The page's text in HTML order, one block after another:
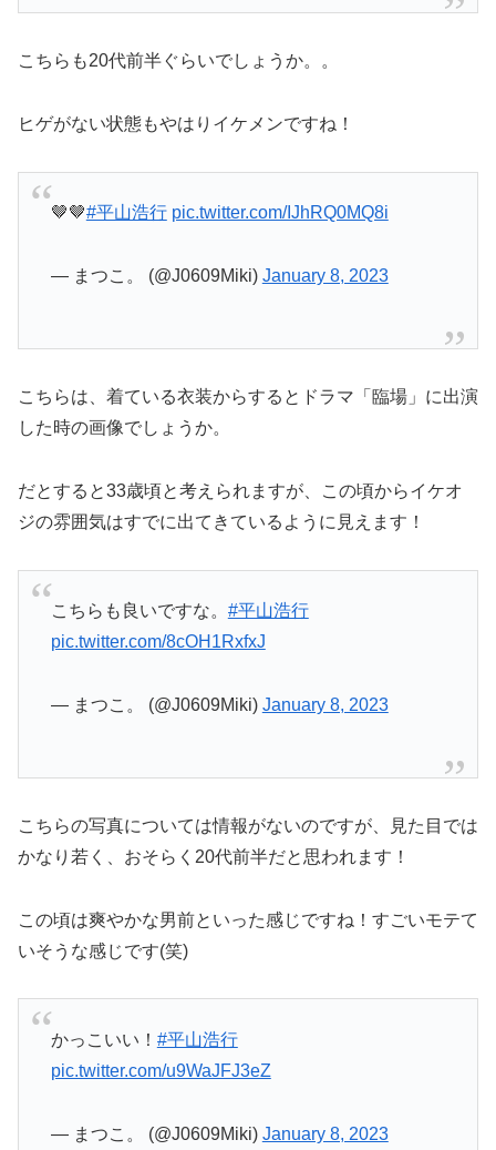
こちらも20代前半ぐらいでしょうか。。
ヒゲがない状態もやはりイケメンですね！
🤎🤎#平山浩行 pic.twitter.com/IJhRQ0MQ8i
— まつこ。 (@J0609Miki) January 8, 2023
こちらは、着ている衣装からするとドラマ「臨場」に出演
した時の画像でしょうか。
だとすると33歳頃と考えられますが、この頃からイケオ
ジの雰囲気はすでに出てきているように見えます！
こちらも良いですな。 #平山浩行
pic.twitter.com/8cOH1RxfxJ
— まつこ。 (@J0609Miki) January 8, 2023
こちらの写真については情報がないのですが、見た目では
かなり若く、おそらく20代前半だと思われます！
この頃は爽やかな男前といった感じですね！すごいモテて
いそうな感じです(笑)
かっこいい！ #平山浩行
pic.twitter.com/u9WaJFJ3eZ
— まつこ。 (@J0609Miki) January 8, 2023